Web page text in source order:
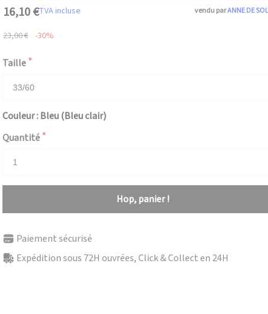
vendu parANNE DE
16,10 €TVA incluse
23,00 € -30%
Taille
Couleur : Bleu (Bleu clair)
Quantité
Hop, panier !
Paiement sécurisé
Expédition sous 72H ouvrées, Click & Collect en 24H